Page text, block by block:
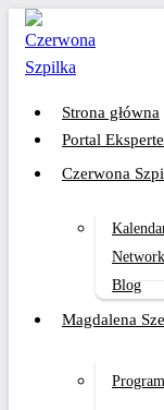
Przejdź
treści
Strona główna
Portal
Czerwona
Blog
Magdalena